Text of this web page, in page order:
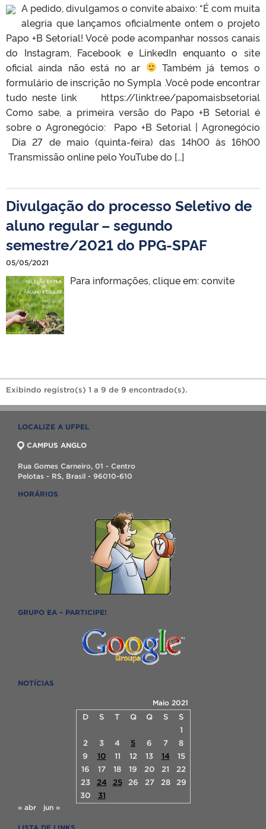
A pedido, divulgamos o convite abaixo: “É com muita
alegria que lançamos oficialmente ontem o projeto
Papo +B Setorial! Você pode acompanhar nossos canais
do Instagram, Facebook e LinkedIn enquanto o site
oficial ainda não está no ar
Também já temos o
formulário de inscrição no Sympla .Você pode encontrar
tudo neste link https://linktr.ee/papomaisbsetorial
Como sabe, a primeira versão do Papo +B Setorial é
sobre o Agronegócio: Papo +B Setorial | Agronegócio
Dia 27 de maio (quinta-feira) das 14h00 às 16h00
Transmissão online pelo YouTube do […]
Divulgação do processo Seletivo de
aluno regular – segundo
semestre/2021 do PPG-SPAF
05/05/2021
Para informações, clique em: convite
Exibindo registro(s) 1 a 9 de 9 encontrado(s).
LOCALIZE A UFPEL
CAMPUS ANGLO
Rua Gomes Carneiro, 01 - Centro
Pelotas - RS, Brasil - 96010-610
HORÁRIOS
GRUPO EA – PARTICIPE!
NOTÍCIAS
Maio 2021
D S T Q Q S
S
1
2
3 4 5 6 7
8
9
10 11 12 13 14
15
16
17 18 19 20 21
22
23
24 25 26 27 28
29
30
31
« abr jun »
LISTA DE LINKS